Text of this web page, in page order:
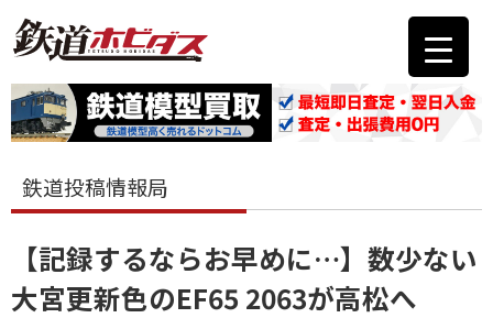
鉄道投稿情報局
【記録するならお早めに…】数少ない
大宮更新色のEF65 2063が高松へ